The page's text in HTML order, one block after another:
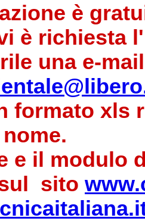
è
è richiesta
una e-
formato xls
e il modulo
sito